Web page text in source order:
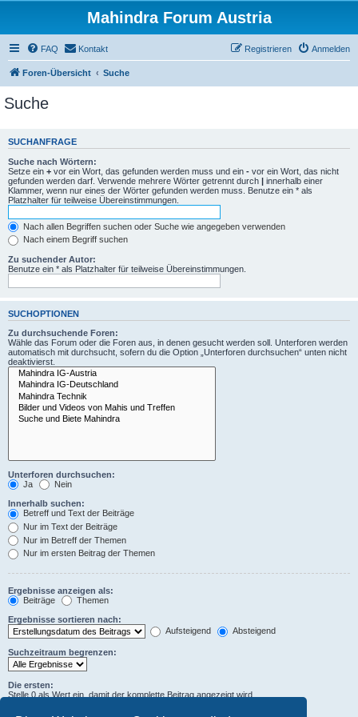
Mahindra Forum Austria
FAQ Kontakt Anmelden
Registrieren
Foren-Übersicht Suche
Suche
SUCHANFRAGE
Suche nach Wörtern:
Setze ein + vor ein Wort, das gefunden werden muss und ein - vor ein Wort, das nicht
gefunden werden darf. Verwende mehrere Wörter getrennt durch | innerhalb einer
Klammer, wenn nur eines der Wörter gefunden werden muss. Benutze ein * als
Platzhalter für teilweise Übereinstimmungen.
Nach allen Begriffen suchen oder Suche wie angegeben verwenden
Nach einem Begriff suchen
Zu suchender Autor:
Benutze ein * als Platzhalter für teilweise Übereinstimmungen.
SUCHOPTIONEN
Zu durchsuchende Foren:
Wähle das Forum oder die Foren aus, in denen gesucht werden soll. Unterforen werden
automatisch mit durchsucht, sofern du die Option „Unterforen durchsuchen“ unten nicht
deaktivierst.
Unterforen durchsuchen:
Ja
Nein
Innerhalb suchen:
Betreff und Text der Beiträge
Nur im Text der Beiträge
Nur im Betreff der Themen
Nur im ersten Beitrag der Themen
Ergebnisse anzeigen als:
Beiträge
Themen
Ergebnisse sortieren nach:
Aufsteigend
Absteigend
Suchzeitraum begrenzen:
Die ersten:
Stelle 0 als Wert ein, damit der komplette Beitrag angezeigt wird.